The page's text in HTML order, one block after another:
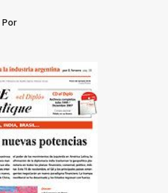
Por